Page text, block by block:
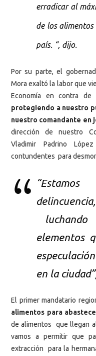
erradicar al
de los
país. “, dijo.
Por su parte, el
Mora exaltó la labor que
Economía en contra de
protegiendo a nuestro
nuestro comandante en
dirección de nuestro
Vladimir Padrino
contundentes para
luchando
elementos
en la
El primer mandatario
alimentos para
de alimentos que llegan
vamos a permitir que
extracción para la